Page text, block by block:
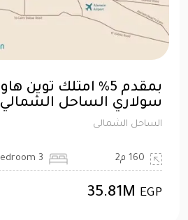
سولاري الساحل الشمالي
الساحل الشمالى
160 م2 3 bedroom
35.81M EGP